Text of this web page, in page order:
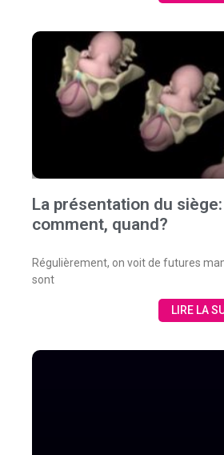
La présentation du
comment, quand?
Régulièrement, on voit de futures
sont
LIRE LA